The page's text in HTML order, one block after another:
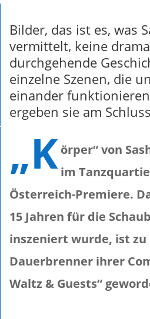
Bilder, das ist es, was
vermittelt, keine
durchgehende
einzelne Szenen, die
einander
ergeben sie am
„K örper“ von
im
Österreich-Premiere.
15 Jahren für die
inszeniert wurde, ist zu
Dauerbrenner ihrer
Waltz & Guests“